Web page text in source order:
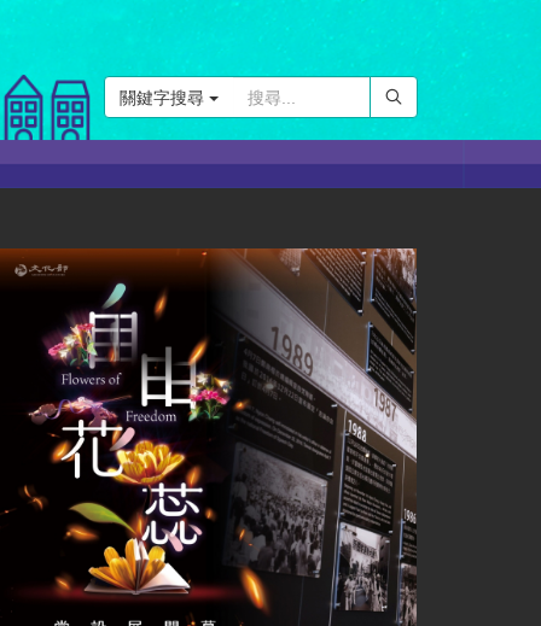
關鍵字搜尋
為中國發展組織 判8年定讞
波蘭前總理：台灣是
伴